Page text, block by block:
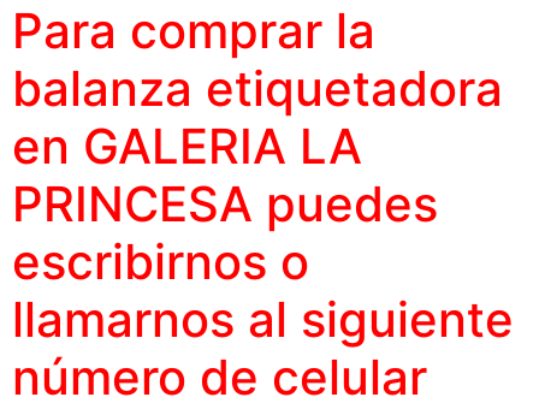
Para comprar la
balanza etiquetadora
en GALERIA LA
PRINCESA puedes
escribirnos o
llamarnos al siguiente
número de celular